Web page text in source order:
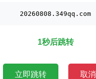
20260808.349qq.com
1秒后跳转
立即跳转 取消